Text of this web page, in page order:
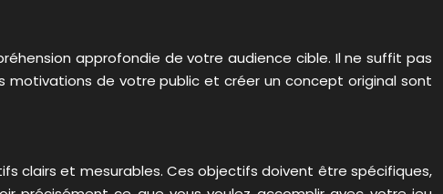
approfondie de votre audience cible. Il ne suffit pas
de votre public et créer un concept original sont
clairs et mesurables. Ces objectifs doivent être spécifiques,